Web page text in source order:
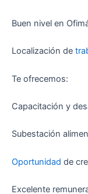
Buen nivel en
Localización de
Te ofrecemos:
Capacitación y
Subestación
Oportunidad de
Excelente